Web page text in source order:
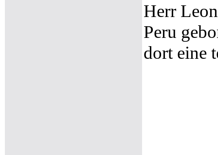
Herr
Peru
dort eine